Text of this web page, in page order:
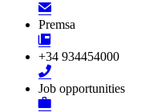
Premsa
+34 934454000
Job opportunities